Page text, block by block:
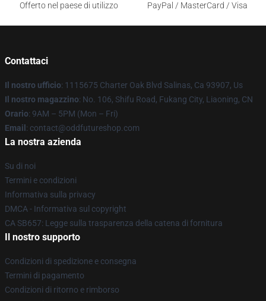
Offerto nel paese di utilizzo
PayPal / MasterCard / Visa
Contattaci
Il nostro ufficio: 1115675 Charter Oak Blvd Salinas, Ca 93907, Us
Il nostro magazzino: No. 106, Shifu Road, Fukang City, Liaoning, CN
Orario: 9AM – 5PM (Mon – Fri)
Email : contact@oddfutureshop.com
La nostra azienda
Su di noi
Termini e condizioni
Informativa sulla privacy
DMCA - Informativa sul copyright
CA SB657: Legge sulla trasparenza della catena di fornitura
Il nostro supporto
Condizioni di spedizione e consegna
Termini di pagamento
Condizioni di ritorno e rimborso